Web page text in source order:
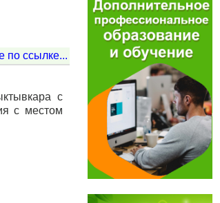
по ссылке...
с
с местом